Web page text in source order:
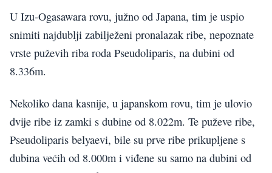
U Izu-Ogasawara rovu, južno od Japana, tim je uspio
snimiti najdublji zabilježeni pronalazak ribe, nepoznate
vrste puževih riba roda Pseudoliparis, na dubini od
8.336m.
Nekoliko dana kasnije, u japanskom rovu, tim je ulovio
dvije ribe iz zamki s dubine od 8.022m. Te puževe ribe,
Pseudoliparis belyaevi, bile su prve ribe prikupljene s
dubina većih od 8.000m i viđene su samo na dubini od